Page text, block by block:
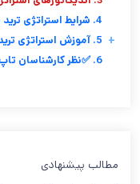
4. شرایط استراتژی ترید با سوپر حمایت و مقاومت
5. آموزش استراتژی ترید با سوپر حمایت و مقاومت +
6. ✅نظر کارشناسان تاپ بروکر ایران
مطالب پیشنهادی